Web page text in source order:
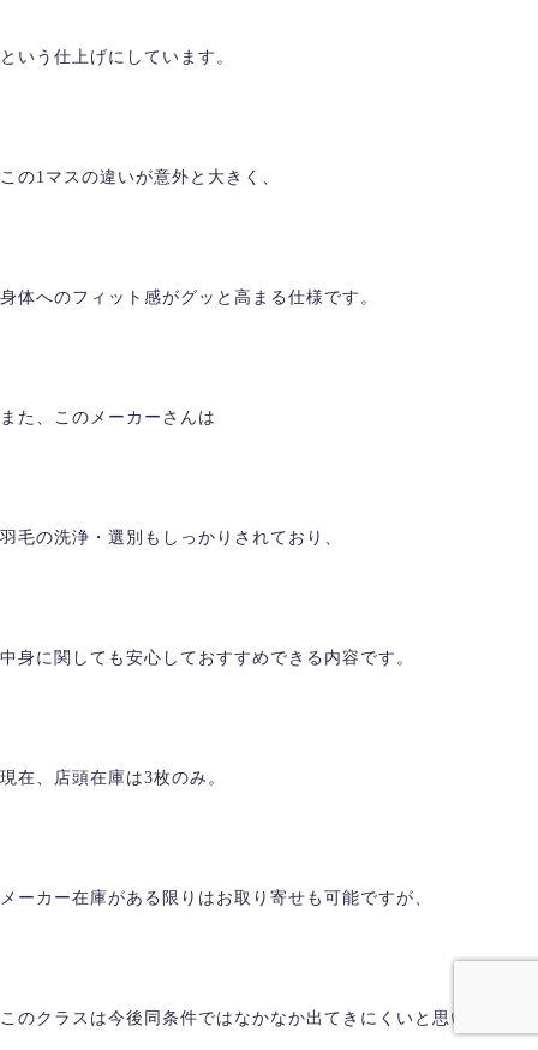
という仕上げにしています。
この1マスの違いが意外と大きく、
身体へのフィット感がグッと高まる仕様です。
また、このメーカーさんは
羽毛の洗浄・選別もしっかりされており、
中身に関しても安心しておすすめできる内容です。
現在、店頭在庫は3枚のみ。
メーカー在庫がある限りはお取り寄せも可能ですが、
このクラスは今後同条件ではなかなか出てきにくいと思います。